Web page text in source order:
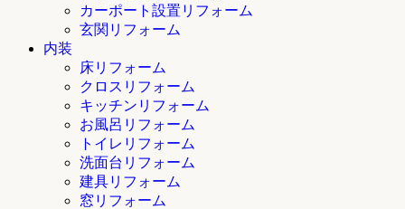
カーポート設置リフォーム
玄関リフォーム
内装
床リフォーム
クロスリフォーム
キッチンリフォーム
お風呂リフォーム
トイレリフォーム
洗面台リフォーム
建具リフォーム
窓リフォーム